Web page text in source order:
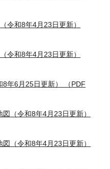
和8年4月23日更新）
和8年4月23日更新）
6月25日更新） （PDF
（令和8年4月23日更新）
（令和8年4月23日更新）